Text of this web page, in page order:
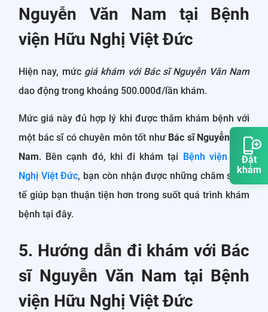
Đặt
khám
Nguyễn Văn Nam tại Bệnh
viện Hữu Nghị Việt Đức
Hiện nay, mức giá khám với Bác sĩ Nguyễn Văn Nam
dao động trong khoảng 500.000đ/lần khám.
Mức giá này đủ hợp lý khi được thăm khám bệnh với
một bác sĩ có chuyên môn tốt như Bác sĩ Nguyễn Văn
Nam. Bên cạnh đó, khi đi khám tại
Bệnh viện Hữu
Nghị Việt Đức, bạn còn nhận được những chăm sóc y
tế giúp bạn thuận tiện hơn trong suốt quá trình khám
bệnh tại đây.
5. Hướng dẫn đi khám với Bác
sĩ Nguyễn Văn Nam tại Bệnh
viện Hữu Nghị Việt Đức